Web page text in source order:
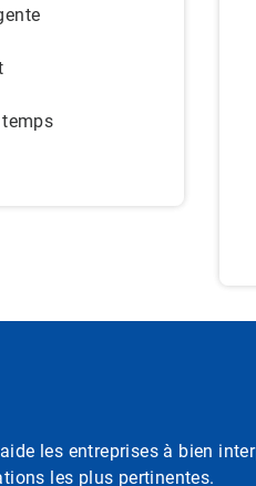
les entreprises à bien
les plus pertinentes.